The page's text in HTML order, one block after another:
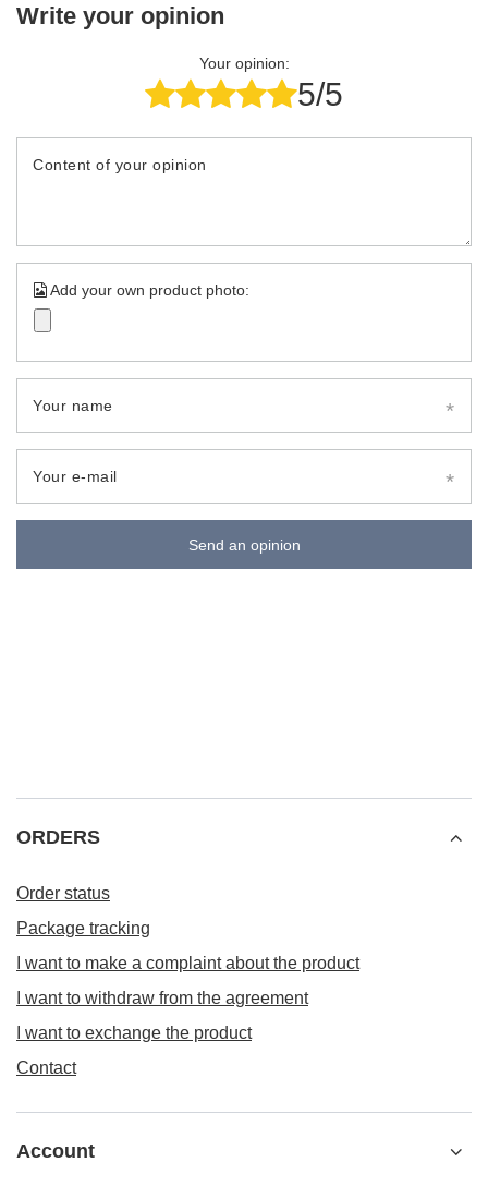
Write your opinion
Your opinion:
5/5
Content of your opinion
Add your own product photo:
Your name
Your e-mail
Send an opinion
ORDERS
Order status
Package tracking
I want to make a complaint about the product
I want to withdraw from the agreement
I want to exchange the product
Contact
Account